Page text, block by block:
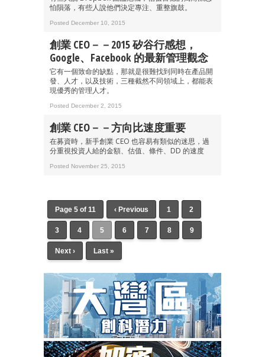
怕隕落，有些人說他們決定專注、重整旗鼓。
Posted December 10, 2015
創業 CEO－－2015 矽谷行感想，
Google、Facebook 的最新管理觀念
它有一個致命的缺點，那就是很難找到同時在產品開
發、人才，以及技術，三種截然不同領域上，都能表
現優秀的管理人才。
Posted December 2, 2015
創業 CEO－－方向比速度重要
在募資時，新手創業 CEO 也容易有類似的迷思，過
分重視投資人給的金額、估值、條件、DD 的速度
Posted November 25, 2015
Page 5 of 11 ‹ Previous 1 2
3 4 5 6 7 8 9
Next › Last »
箱！